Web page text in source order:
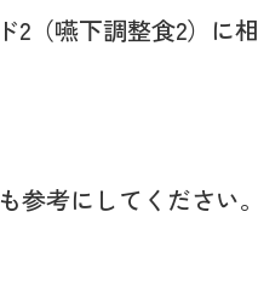
2（嚥下調整食2）に
考にしてください。